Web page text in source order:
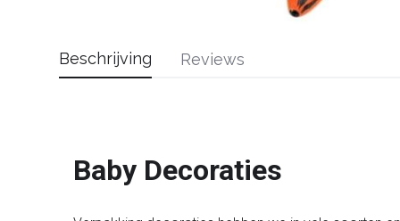
Beschrijving
Baby Decoraties
Reviews